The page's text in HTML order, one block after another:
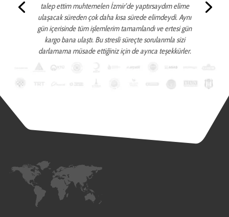
talep ettim muhtemelen İzmir’de yaptırsaydım elime
ulaşacak süreden çok daha kısa sürede elimdeydi. Aynı
gün içerisinde tüm işlemlerim tamamlandı ve ertesi gün
kargo bana ulaştı. Bu stresli süreçte sorularımla sizi
darlamama müsade ettiğiniz için de ayrıca teşekkürler.